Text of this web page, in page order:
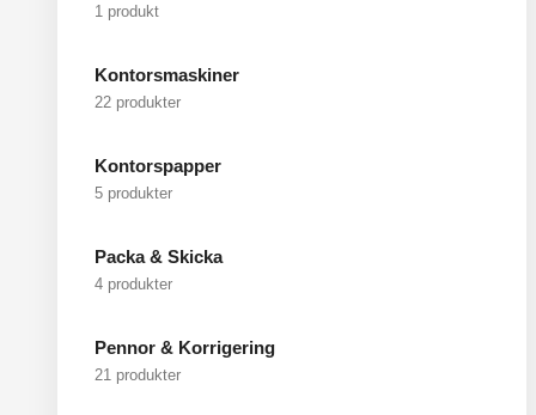
1 produkt
Kontorsmaskiner
22 produkter
Kontorspapper
5 produkter
Packa & Skicka
4 produkter
Pennor & Korrigering
21 produkter